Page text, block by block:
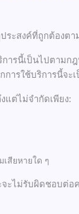
ประสงค์ที่ถูกต้อง
ารนี้เป็นไปตาม
ารใช้บริการนี้จ
แต่ไม่จำกัดเพียง:
สียหายใด ๆ
ะไม่รับผิดชอบ